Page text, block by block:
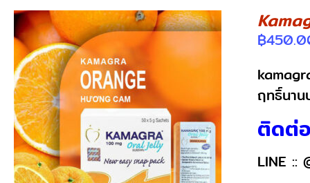
฿
ฤทธิ์นา
ติดต่
LINE ::